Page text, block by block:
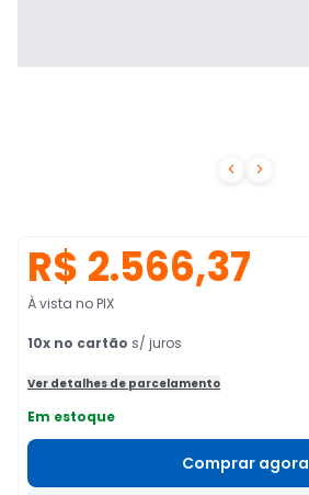
 
R$ 2.566,37
À vista no PIX
10x no cartão s/ juros
Ver detalhes de parcelamento
Em estoque
Comprar agora